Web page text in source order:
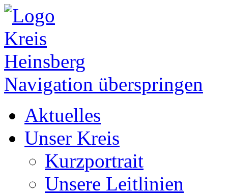
Navigation überspringen
Aktuelles
Unser Kreis
Kurzportrait
Unsere Leitlinien